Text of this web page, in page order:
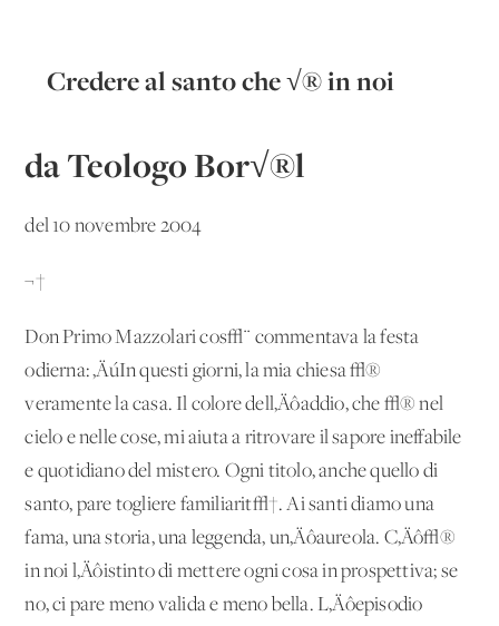
Credere al santo che √® in noi
da Teologo Bor√®l
del 10 novembre 2004
¬†
Don Primo Mazzolari cos√¨ commentava la festa
odierna: ‚ÄúIn questi giorni, la mia chiesa √®
veramente la casa. Il colore dell‚Äôaddio, che √® nel
cielo e nelle cose, mi aiuta a ritrovare il sapore ineffabile
e quotidiano del mistero. Ogni titolo, anche quello di
santo, pare togliere familiarit√†. Ai santi diamo una
fama, una storia, una leggenda, un‚Äôaureola. C‚Äô√®
in noi l‚Äôistinto di mettere ogni cosa in prospettiva; se
no, ci pare meno valida e meno bella. L‚Äôepisodio